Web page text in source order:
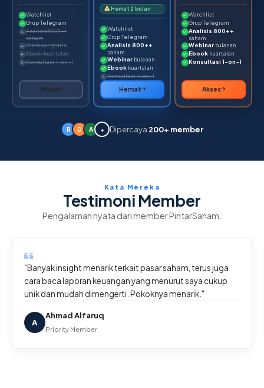
Watchlist
Grup Telegram
Analisis 800++
saham
Webinar gratis
Ebook kuartalan
Konsultasi 1-on-1
Mulai
Hemat 2 bulan
Watchlist
Grup Telegram
Analisis 800++
saham
Webinarbulanan
Ebookkuartalan
Konsultasi 1-on-1
Hemat
Watchlist
Grup Telegram
Analisis 800++
saham
Webinarbulanan
Ebookkuartalan
Konsultasi 1-on-1
Akses
R D A + Dipercaya 200+ member
Kata Mereka
Testimoni Member
Pengalaman nyata dari member PintarSaham.
"Banyak insight menarik terkait pasar saham, terus juga
cara baca laporan keuangan yang menurut saya cukup
unik dan mudah dimengerti. Pokoknya menarik."
A
Ahmad Alfaruq
Priority Member